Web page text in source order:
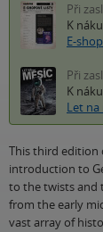
Při
K
E-
Při
K
Let na
This third edition
introduction to
to the twists and
from the early
vast array of